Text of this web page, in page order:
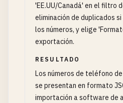
'EE.UU/Canadá' en el filtro
eliminación de duplicados
los números, y elige
exportación.
RESULTADO
Los números de teléfono
se presentan en formato
importación a software de